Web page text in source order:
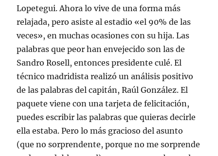
Lopetegui. Ahora lo vive de una forma más
relajada, pero asiste al estadio «el 90% de las
veces», en muchas ocasiones con su hija. Las
palabras que peor han envejecido son las de
Sandro Rosell, entonces presidente culé. El
técnico madridista realizó un análisis positivo
de las palabras del capitán, Raúl González. El
paquete viene con una tarjeta de felicitación,
puedes escribir las palabras que quieras decirle
ella estaba. Pero lo más gracioso del asunto
(que no sorprendente, porque no me sorprende